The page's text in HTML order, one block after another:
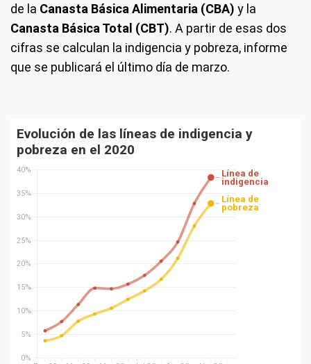
de la Canasta Básica Alimentaria (CBA) y la
Canasta Básica Total (CBT). A partir de esas dos
cifras se calculan la indigencia y pobreza, informe
que se publicará el último día de marzo.